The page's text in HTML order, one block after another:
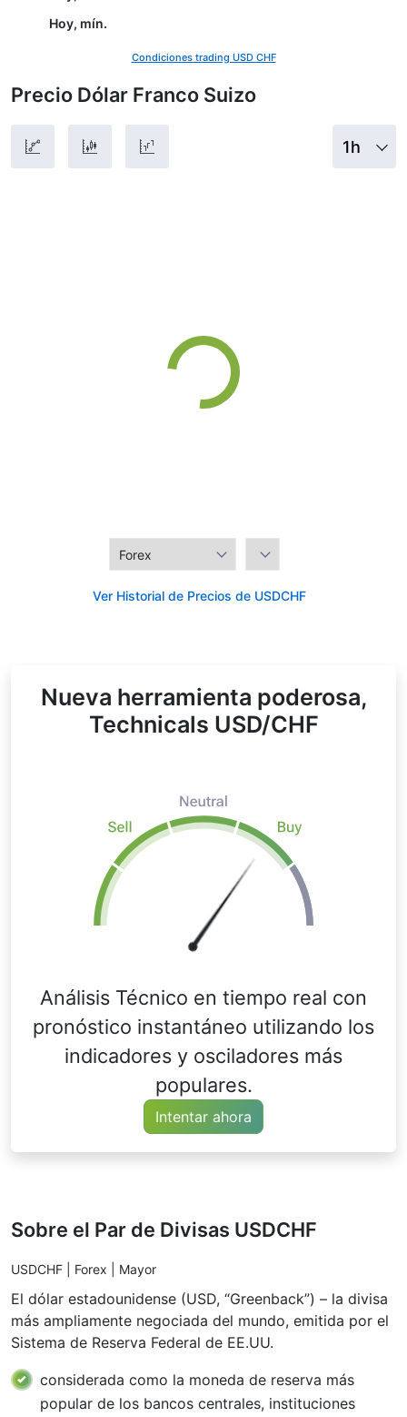
Precio Dólar Franco Suizo
1h
Ver Historial de Precios de USDCHF
Hoy, mín.
Condiciones trading USD CHF
Nueva herramienta poderosa,
Technicals USD/CHF
Análisis Técnico en tiempo real con
pronóstico instantáneo utilizando los
indicadores y osciladores más
populares.
Intentar ahora
Sobre el Par de Divisas USDCHF
USDCHF | Forex | Mayor
El dólar estadounidense (USD, “Greenback”) – la divisa
más ampliamente negociada del mundo, emitida por el
Sistema de Reserva Federal de EE.UU.
considerada como la moneda de reserva más
popular de los bancos centrales, instituciones